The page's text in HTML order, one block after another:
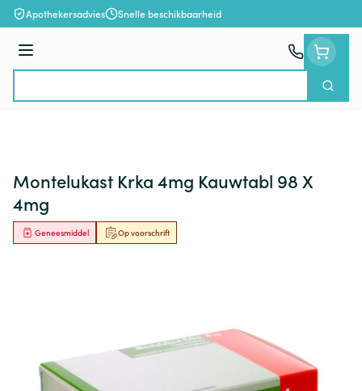
Ga naar de inhoud
Apothekersadvies Snelle beschikbaarheid
Menu
Zoek
Montelukast Krka 4mg Kauwtabl 98 X
4mg
Op voorschrift
Geneesmiddel